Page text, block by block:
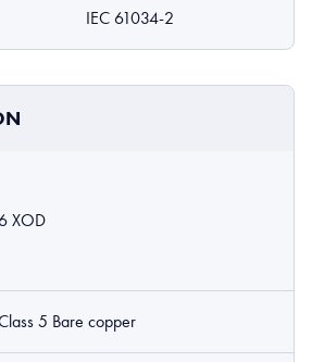
IEC 61034-2
XOD
5 Bare copper